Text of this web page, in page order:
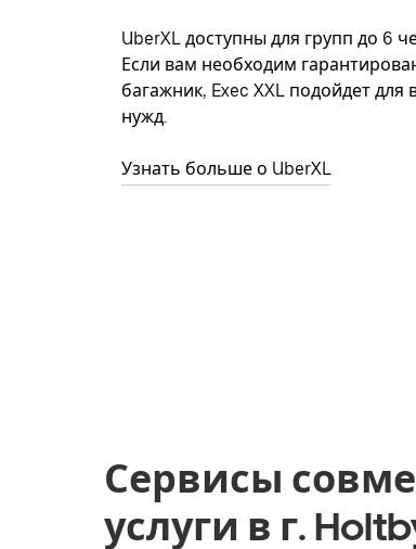
UberXL доступны для групп до 6
Если вам необходим
багажник, Exec XXL подойдет для
нужд.
Узнать больше о UberXL
Сервисы
услуги в г.